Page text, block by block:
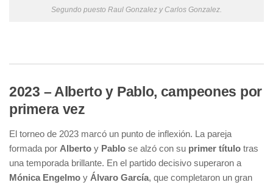
Segundo puesto Raul Gonzalez y Carlos Gonzalez.
2023 – Alberto y Pablo, campeones por
primera vez
El torneo de 2023 marcó un punto de inflexión. La pareja
formada por Alberto y Pablo se alzó con su primer título tras
una temporada brillante. En el partido decisivo superaron a
Mónica Engelmo y Álvaro García, que completaron un gran